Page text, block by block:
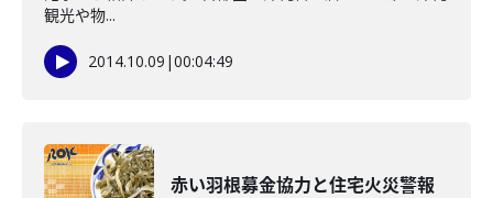
観光や物...
2014.10.09 |00:04:49
赤い羽根募金協力と住宅火災警報